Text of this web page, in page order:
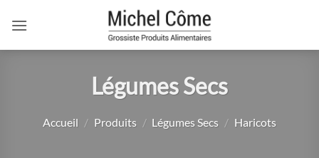
Légumes Secs
Accueil / Produits / Légumes Secs / Haricots